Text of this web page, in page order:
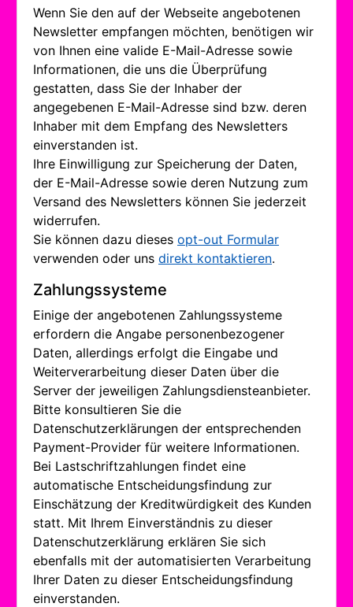
Wenn Sie den auf der Webseite angebotenen
Newsletter empfangen möchten, benötigen wir
von Ihnen eine valide E-Mail-Adresse sowie
Informationen, die uns die Überprüfung
gestatten, dass Sie der Inhaber der
angegebenen E-Mail-Adresse sind bzw. deren
Inhaber mit dem Empfang des Newsletters
einverstanden ist.
Ihre Einwilligung zur Speicherung der Daten,
der E-Mail-Adresse sowie deren Nutzung zum
Versand des Newsletters können Sie jederzeit
widerrufen.
Sie können dazu dieses opt-out Formular
verwenden oder uns direkt kontaktieren.
Zahlungssysteme
Einige der angebotenen Zahlungssysteme
erfordern die Angabe personenbezogener
Daten, allerdings erfolgt die Eingabe und
Weiterverarbeitung dieser Daten über die
Server der jeweiligen Zahlungsdiensteanbieter.
Bitte konsultieren Sie die
Datenschutzerklärungen der entsprechenden
Payment-Provider für weitere Informationen.
Bei Lastschriftzahlungen findet eine
automatische Entscheidungsfindung zur
Einschätzung der Kreditwürdigkeit des Kunden
statt. Mit Ihrem Einverständnis zu dieser
Datenschutzerklärung erklären Sie sich
ebenfalls mit der automatisierten Verarbeitung
Ihrer Daten zu dieser Entscheidungsfindung
einverstanden.